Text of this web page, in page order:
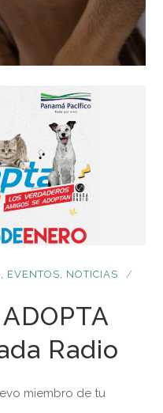
EVENTOS NOTICIAS
Radio
miembro de tu